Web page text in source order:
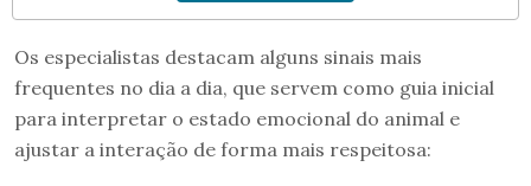
Os especialistas destacam alguns sinais mais
frequentes no dia a dia, que servem como guia inicial
para interpretar o estado emocional do animal e
ajustar a interação de forma mais respeitosa: